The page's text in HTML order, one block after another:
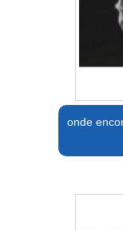
onde